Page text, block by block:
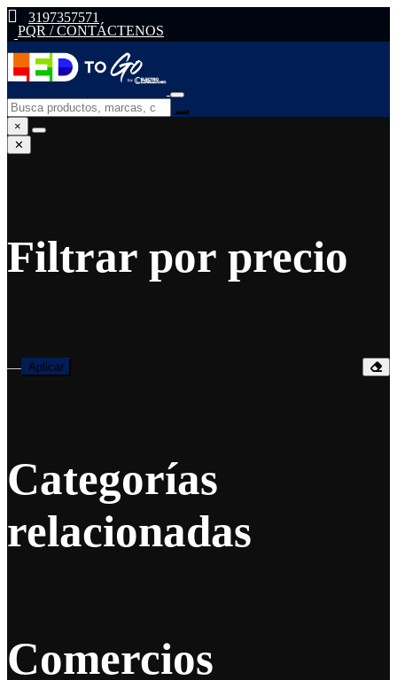
3197357571
PQR / CONTÁCTENOS
×
✕
Filtrar por precio
— Aplicar
Categorías
relacionadas
Comercios